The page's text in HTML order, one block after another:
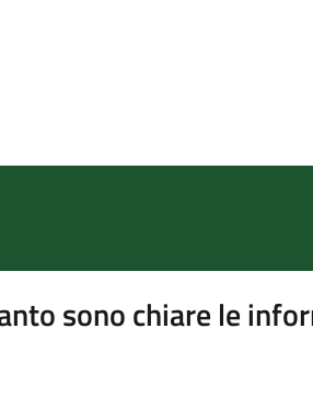
sono chiare le